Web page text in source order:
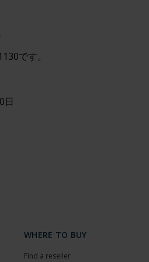
です。
日
WHERE TO BUY
Find a reseller